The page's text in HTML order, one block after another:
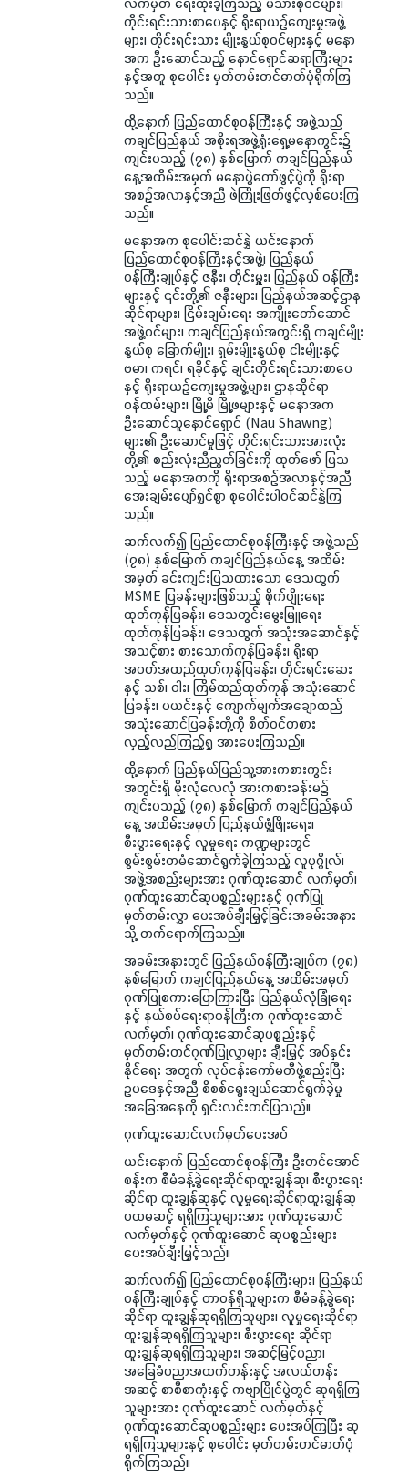
တိုင်းရင်းသားစာပေနှင့် ရိုးရာယဉ်ကျေးမှုအဖွဲ့
များ၊ တိုင်းရင်းသား မျိုးနွယ်စုဝင်များနှင့် မနော
အက ဦးဆောင်သည့် နောင်ရှောင်ဆရာကြီးများ
နှင့်အတူ စုပေါင်း မှတ်တမ်းတင်ဓာတ်ပုံရိုက်ကြ
သည်။
ထို့နောက် ပြည်ထောင်စုဝန်ကြီးနှင့် အဖွဲ့သည်
ကချင်ပြည်နယ် အစိုးရအဖွဲ့ရုံးရှေ့မနောကွင်း၌
ကျင်းပသည့် (၇၈) နှစ်မြောက် ကချင်ပြည်နယ်
နေ့အထိမ်းအမှတ် မနောပွဲတော်ဖွင့်ပွဲကို ရိုးရာ
အစဉ်အလာနှင့်အညီ ဖဲကြိုးဖြတ်ဖွင့်လှစ်ပေးကြ
သည်။
မနောအက စုပေါင်းဆင်နွှဲ ယင်းနောက်
ပြည်ထောင်စုဝန်ကြီးနှင့်အဖွဲ့၊ ပြည်နယ်
ဝန်ကြီးချုပ်နှင့် ဇနီး၊ တိုင်းမှူး၊ ပြည်နယ် ဝန်ကြီး
များနှင့် ၎င်းတို့၏ ဇနီးများ၊ ပြည်နယ်အဆင့်ဌာန
ဆိုင်ရာများ၊ ငြိမ်းချမ်းရေး အကျိုးတော်ဆောင်
အဖွဲ့ဝင်များ၊ ကချင်ပြည်နယ်အတွင်းရှိ ကချင်မျိုး
နွယ်စု ခြောက်မျိုး၊ ရှမ်းမျိုးနွယ်စု ငါးမျိုးနှင့်
ဗမာ၊ ကရင်၊ ရခိုင်နှင့် ချင်းတိုင်းရင်းသားစာပေ
နှင့် ရိုးရာယဉ်ကျေးမှုအဖွဲ့များ၊ ဌာနဆိုင်ရာ
ဝန်ထမ်းများ၊ မြို့မိ မြို့ဖများနှင့် မနောအက
ဦးဆောင်သူနောင်ရှောင် (Nau Shawng)
များ၏ ဦးဆောင်မှုဖြင့် တိုင်းရင်းသားအားလုံး
တို့၏ စည်းလုံးညီညွတ်ခြင်းကို ထုတ်ဖော် ပြသ
သည့် မနောအကကို ရိုးရာအစဉ်အလာနှင့်အညီ
အေးချမ်းပျော်ရွှင်စွာ စုပေါင်းပါဝင်ဆင်နွှဲကြ
သည်။
ဆက်လက်၍ ပြည်ထောင်စုဝန်ကြီးနှင့် အဖွဲ့သည်
(၇၈) နှစ်မြောက် ကချင်ပြည်နယ်နေ့ အထိမ်း
အမှတ် ခင်းကျင်းပြသထားသော ဒေသထွက်
MSME ပြခန်းများဖြစ်သည့် စိုက်ပျိုးရေး
ထုတ်ကုန်ပြခန်း၊ ဒေသတွင်းမွေးမြူရေး
ထုတ်ကုန်ပြခန်း၊ ဒေသထွက် အသုံးအဆောင်နှင့်
အသင့်စား စားသောက်ကုန်ပြခန်း၊ ရိုးရာ
အဝတ်အထည်ထုတ်ကုန်ပြခန်း၊ တိုင်းရင်းဆေး
နှင့် သစ်၊ ဝါး၊ ကြိမ်ထည်ထုတ်ကုန် အသုံးဆောင်
ပြခန်း၊ ပယင်းနှင့် ကျောက်မျက်အချောထည်
အသုံးဆောင်ပြခန်းတို့ကို စိတ်ဝင်တစား
လှည့်လည်ကြည့်ရှု အားပေးကြသည်။
ထို့နောက် ပြည်နယ်ပြည်သူ့အားကစားကွင်း
အတွင်းရှိ မိုးလုံလေလုံ အားကစားခန်းမ၌
ကျင်းပသည့် (၇၈) နှစ်မြောက် ကချင်ပြည်နယ်
နေ့ အထိမ်းအမှတ် ပြည်နယ်ဖွံ့ဖြိုးရေး၊
စီးပွားရေးနှင့် လူမှုရေး ကဏ္ဍများတွင်
စွမ်းစွမ်းတမံဆောင်ရွက်ခဲ့ကြသည့် လူပုဂ္ဂိုလ်၊
အဖွဲ့အစည်းများအား ဂုဏ်ထူးဆောင် လက်မှတ်၊
ဂုဏ်ထူးဆောင်ဆုပစ္စည်းများနှင့် ဂုဏ်ပြု
မှတ်တမ်းလွှာ ပေးအပ်ချီးမြှင့်ခြင်းအခမ်းအနား
သို့ တက်ရောက်ကြသည်။
အခမ်းအနားတွင် ပြည်နယ်ဝန်ကြီးချုပ်က (၇၈)
နှစ်မြောက် ကချင်ပြည်နယ်နေ့ အထိမ်းအမှတ်
ဂုဏ်ပြုစကားပြောကြားပြီး ပြည်နယ်လုံခြုံရေး
နှင့် နယ်စပ်ရေးရာဝန်ကြီးက ဂုဏ်ထူးဆောင်
လက်မှတ်၊ ဂုဏ်ထူးဆောင်ဆုပစ္စည်းနှင့်
မှတ်တမ်းတင်ဂုဏ်ပြုလွှာများ ချီးမြှင့် အပ်နှင်း
နိုင်ရေး အတွက် လုပ်ငန်းကော်မတီဖွဲ့စည်းပြီး
ဥပဒေနှင့်အညီ စိစစ်ရွေးချယ်ဆောင်ရွက်ခဲ့မှု
အခြေအနေကို ရှင်းလင်းတင်ပြသည်။
ဂုဏ်ထူးဆောင်လက်မှတ်ပေးအပ်
ယင်းနောက် ပြည်ထောင်စုဝန်ကြီး ဦးတင်အောင်
စန်းက စီမံခန့်ခွဲရေးဆိုင်ရာထူးချွန်ဆု၊ စီးပွားရေး
ဆိုင်ရာ ထူးချွန်ဆုနှင့် လူမှုရေးဆိုင်ရာထူးချွန်ဆု
ပထမဆင့် ရရှိကြသူများအား ဂုဏ်ထူးဆောင်
လက်မှတ်နှင့် ဂုဏ်ထူးဆောင် ဆုပစ္စည်းများ
ပေးအပ်ချီးမြှင့်သည်။
ဆက်လက်၍ ပြည်ထောင်စုဝန်ကြီးများ၊ ပြည်နယ်
ဝန်ကြီးချုပ်နှင့် တာဝန်ရှိသူများက စီမံခန့်ခွဲရေး
ဆိုင်ရာ ထူးချွန်ဆုရရှိကြသူများ၊ လူမှုရေးဆိုင်ရာ
ထူးချွန်ဆုရရှိကြသူများ၊ စီးပွားရေး ဆိုင်ရာ
ထူးချွန်ဆုရရှိကြသူများ၊ အဆင့်မြင့်ပညာ၊
အခြေခံပညာအထက်တန်းနှင့် အလယ်တန်း
အဆင့် စာစီစာကုံးနှင့် ကဗျာပြိုင်ပွဲတွင် ဆုရရှိကြ
သူများအား ဂုဏ်ထူးဆောင် လက်မှတ်နှင့်
ဂုဏ်ထူးဆောင်ဆုပစ္စည်းများ ပေးအပ်ကြပြီး ဆု
ရရှိကြသူများနှင့် စုပေါင်း မှတ်တမ်းတင်ဓာတ်ပုံ
ရိုက်ကြသည်။